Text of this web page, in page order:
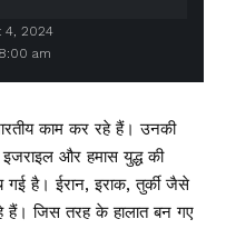
am
4, 2024
काम कर रहे हैं। उनकी
और हमास युद्ध की
गई है। ईरान, इराक, तुर्की जैसे
हैं। जिस तरह के हालात बन गए